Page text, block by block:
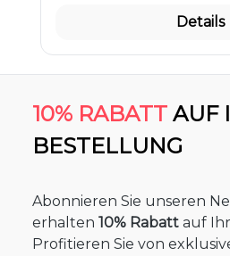
Details
10% RABATT AUF
BESTELLUNG
Abonnieren Sie unseren
erhalten 10% Rabatt auf
Profitieren Sie von